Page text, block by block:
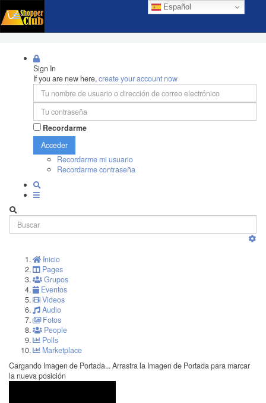
Español
Sign In
If you are new here,create your account now
Recordarme
Acceder
Recordarme mi usuario
Recordarme contraseña
Inicio
Pages
Grupos
Eventos
Videos
Audio
Fotos
People
Polls
Marketplace
Cargando Imagen de Portada... Arrastra la Imagen de Portada para marcar
la nueva posición